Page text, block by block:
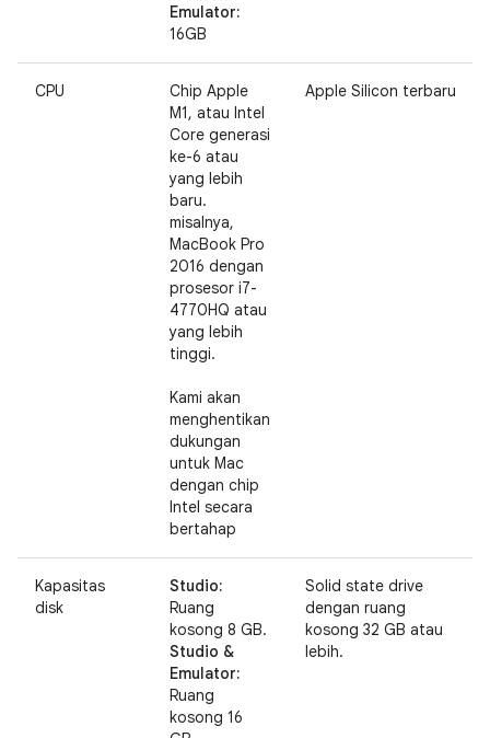
Emulator:
16GB
CPU
Chip Apple
M1, atau Intel
Core generasi
ke-6 atau
yang lebih
baru.
misalnya,
MacBook Pro
2016 dengan
prosesor i7-
4770HQ atau
yang lebih
tinggi.
Kami akan
menghentikan
dukungan
untuk Mac
dengan chip
Intel secara
bertahap
Apple Silicon terbaru
Kapasitas
disk
Studio:
Ruang
kosong 8 GB.
Studio &
Emulator:
Ruang
kosong 16
Solid state drive
dengan ruang
kosong 32 GB atau
lebih.